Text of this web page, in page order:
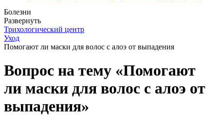
Болезни
Развернуть
Трихологический центр
Уход
Помогают ли маски для волос с алоэ от выпадения
Вопрос на тему «Помогают
ли маски для волос с алоэ от
выпадения»